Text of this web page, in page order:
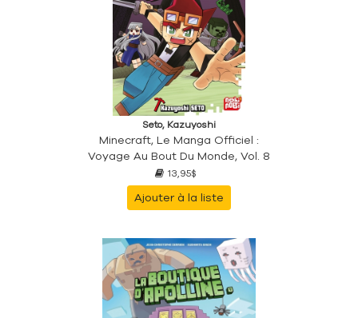
Seto, Kazuyoshi
Minecraft, Le Manga Officiel :
Voyage Au Bout Du Monde, Vol. 8
13,95$
Ajouter à la liste